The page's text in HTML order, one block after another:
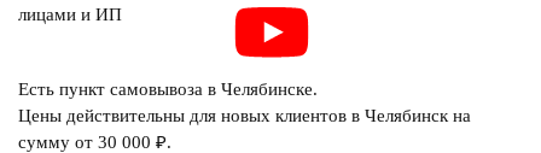
лицами и ИП
Есть пункт самовывоза в Челябинске.
Цены действительны для новых клиентов в Челябинск на
сумму от 30 000 ₽.